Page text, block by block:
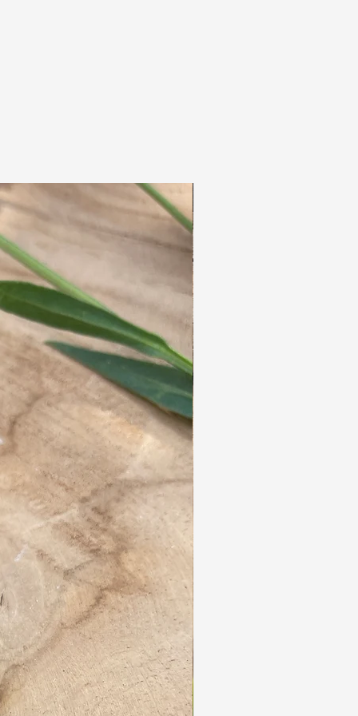
kettingen en oorbellen, vaak gemaakt met
decoratieve knopen en versierd met kralen,
stenen of andere ornamenten.
Een van de belangrijkste materialen die voor
het maken van macramé sieraden wordt
gebruikt, is linhasita garen. Dit garen,
afkomstig uit Brazilië, staat bekend om zijn
duurzaamheid en wax-coating, die ervoor
zorgt dat het waterbestendig is. Dit maakt het
ideaal voor macramé, omdat de knopen stevig
blijven zitten en niet losraken. Braziliaans
linhasita garen is vaak verkrijgbaar in veel
verschillende kleuren en diktes, wat het een
veelzijdige keuze maakt voor het maken van
sieraden.
Omdat het wax-coating heeft, wordt het ook
veel gebruikt in sieraden die bestand moeten
zijn tegen water, zweet en dagelijkse slijtage.
Dit garen is geliefd bij ambachtslieden
vanwege de stevigheid en het soepele
karakter, wat het makkelijker maakt om
nauwkeurige knopen te leggen zonder dat het
garen gaat rafelen.